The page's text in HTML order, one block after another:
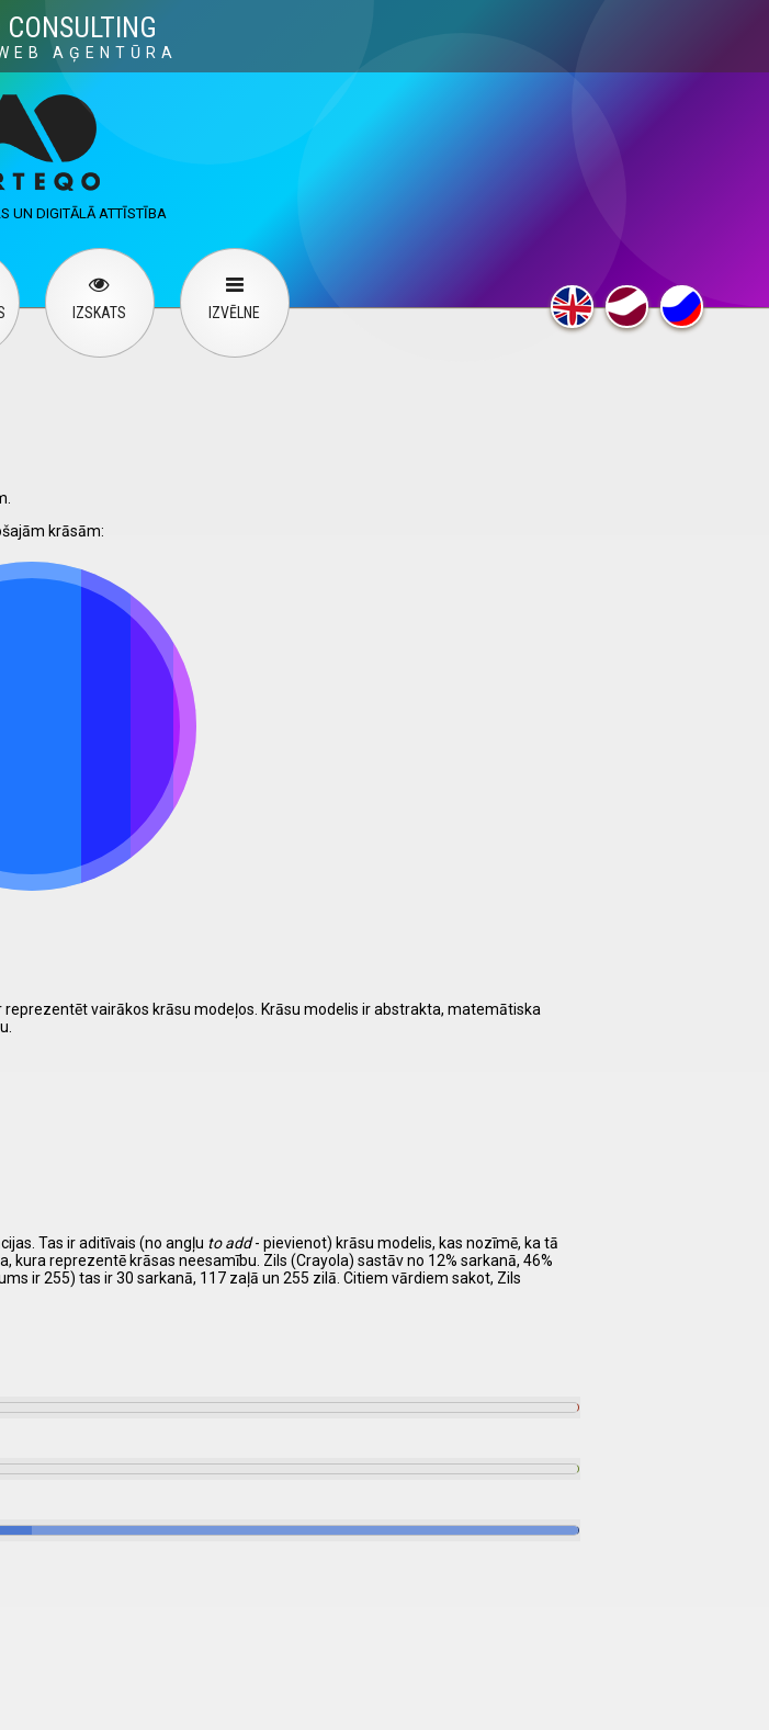
AĢENTŪRA
UN DIGITĀLĀ ATTĪSTĪBA
IZSKATS IZVĒLNE
Русский
Contact Us
krāsām:
vairākos krāsu modeļos. Krāsu modelis ir abstrakta, matemātiska
Tas ir aditīvais (no angļu to add- pievienot) krāsu modelis, kas nozīmē, ka tā
reprezentē krāsas neesamību. Zils (Crayola) sastāv no 12% sarkanā, 46%
ir 255) tas ir 30 sarkanā, 117 zaļā un 255 zilā. Citiem vārdiem sakot, Zils